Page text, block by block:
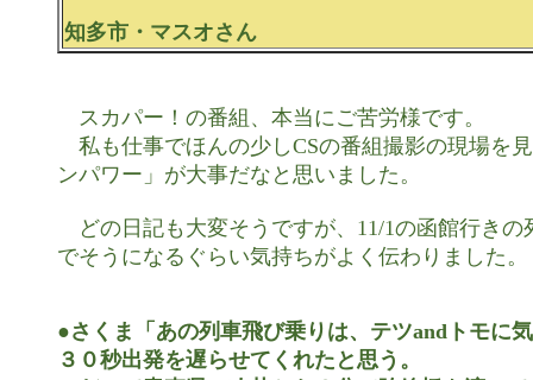
知多市・マスオさん
スカパー！の番組、本当にご苦労様です。
私も仕事でほんの少しCSの番組撮影の現場を
ンパワー」が大事だなと思いました。
どの日記も大変そうですが、11/1の函館行き
でそうになるぐらい気持ちがよく伝わりました。
●さくま「あの列車飛び乗りは、テツandトモに
３０秒出発を遅らせてくれたと思う。